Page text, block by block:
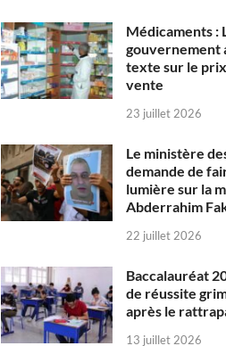
Médicaments :
gouvernement
texte sur le
vente
23 juillet 2026
Le ministère
demande de
lumière sur la
Abderrahim
22 juillet 2026
Baccalauréat
de réussite
après le
13 juillet 2026